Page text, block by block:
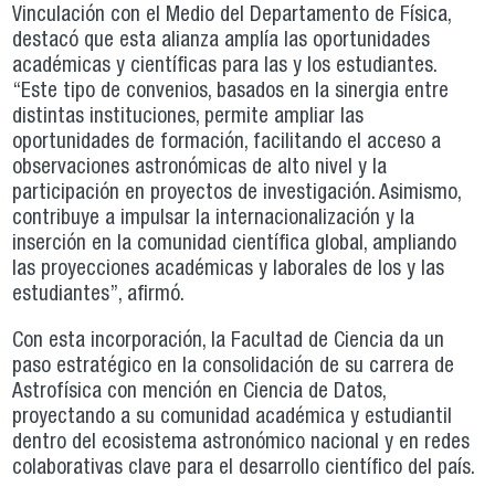
Vinculación con el Medio del Departamento de Física,
destacó que esta alianza amplía las oportunidades
académicas y científicas para las y los estudiantes.
“Este tipo de convenios, basados en la sinergia entre
distintas instituciones, permite ampliar las
oportunidades de formación, facilitando el acceso a
observaciones astronómicas de alto nivel y la
participación en proyectos de investigación. Asimismo,
contribuye a impulsar la internacionalización y la
inserción en la comunidad científica global, ampliando
las proyecciones académicas y laborales de los y las
estudiantes”, afirmó.
Con esta incorporación, la Facultad de Ciencia da un
paso estratégico en la consolidación de su carrera de
Astrofísica con mención en Ciencia de Datos,
proyectando a su comunidad académica y estudiantil
dentro del ecosistema astronómico nacional y en redes
colaborativas clave para el desarrollo científico del país.